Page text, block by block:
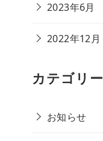
2023年6月
2022年12月
カテゴリー
お知らせ